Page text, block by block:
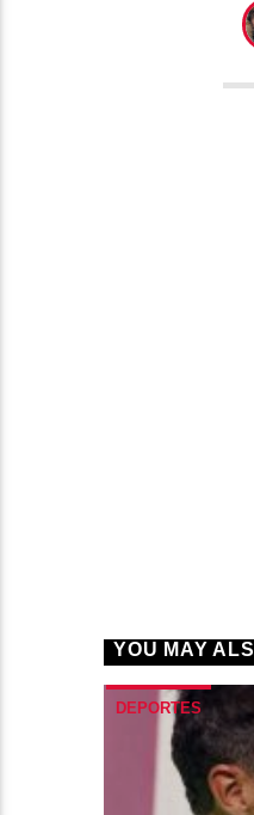
YOU MAY
DEPORTES